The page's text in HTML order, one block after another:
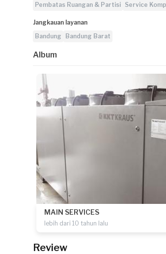
Pembatas Ruangan & Partisi Service
Jangkauan layanan
Bandung
Bandung Barat
Album
MAIN SERVICES
lebih dari 10 tahun lalu
Review